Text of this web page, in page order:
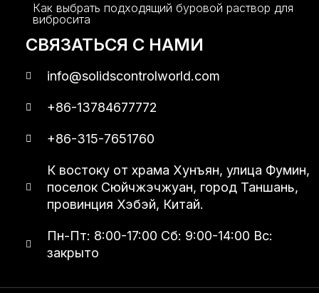
Как выбрать подходящий буровой раствор для
вибросита
СВЯЗАТЬСЯ С НАМИ
info@solidscontrolworld.com
+86-13784677772
+86-315-7651760
К востоку от храма Хунъян, улица Фумин,
поселок Сюйчжэчжуан, город Таншань,
провинция Хэбэй, Китай.
Пн-Пт: 8:00-17:00 Сб: 9:00-14:00 Вс:
закрыто